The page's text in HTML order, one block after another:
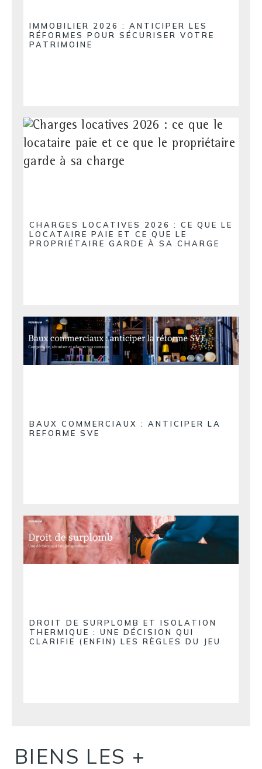
IMMOBILIER 2026 : ANTICIPER LES
RÉFORMES POUR SÉCURISER VOTRE
PATRIMOINE
CHARGES LOCATIVES 2026 : CE QUE LE
LOCATAIRE PAIE ET CE QUE LE
PROPRIÉTAIRE GARDE À SA CHARGE
BAUX COMMERCIAUX : ANTICIPER LA
REFORME SVE
DROIT DE SURPLOMB ET ISOLATION
THERMIQUE : UNE DÉCISION QUI
CLARIFIE (ENFIN) LES RÈGLES DU JEU
BIENS LES +